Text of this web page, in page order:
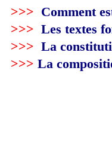
>>> Comment
>>> Les textes
>>> La
>>> La